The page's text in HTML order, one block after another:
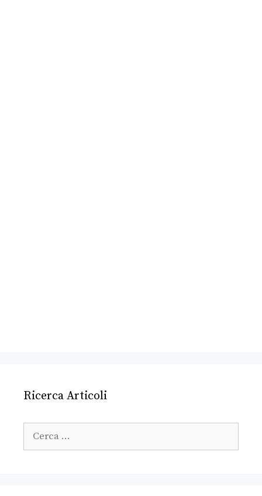
Ricerca Articoli